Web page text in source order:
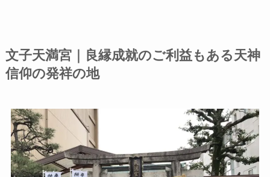
文子天満宮｜良縁成就のご利益もある天神
信仰の発祥の地